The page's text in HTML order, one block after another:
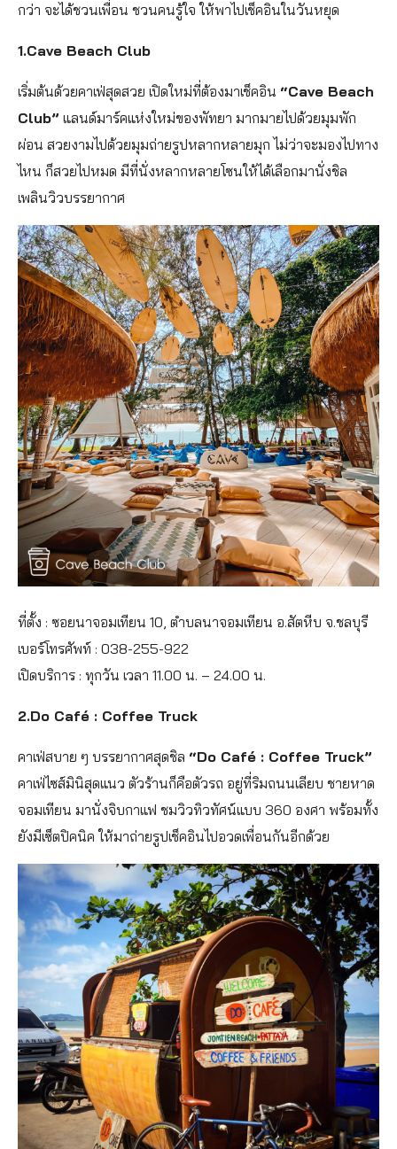
กว่า จะได้ชวนเพื่อน ชวนคนรู้ใจ ให้พาไปเช็คอินในวันหยุด
1.Cave Beach Club
เริ่มต้นด้วยคาเฟ่สุดสวย เปิดใหม่ที่ต้องมาเช็คอิน “Cave Beach
Club” แลนด์มาร์คแห่งใหม่ของพัทยา มากมายไปด้วยมุมพัก
ผ่อน สวยงามไปด้วยมุมถ่ายรูปหลากหลายมุก ไม่ว่าจะมองไปทาง
ไหน ก็สวยไปหมด มีที่นั่งหลากหลายโซนให้ได้เลือกมานั่งชิล
เพลินวิวบรรยากาศ
ที่ตั้ง : ซอยนาจอมเทียน 10, ตำบลนาจอมเทียน อ.สัตหีบ จ.ชลบุรี
เบอร์โทรศัพท์ : 038-255-922
เปิดบริการ : ทุกวัน เวลา 11.00 น. – 24.00 น.
2.Do Café : Coffee Truck
คาเฟ่สบาย ๆ บรรยากาศสุดชิล “Do Café : Coffee Truck”
คาเฟ่ไซส์มินิสุดแนว ตัวร้านก็คือตัวรถ อยู่ที่ริมถนนเลียบ ชายหาด
จอมเทียน มานั่งจิบกาแฟ ชมวิวทิวทัศน์แบบ 360 องศา พร้อมทั้ง
ยังมีเซ็ตปิคนิค ให้มาถ่ายรูปเช็คอินไปอวดเพื่อนกันอีกด้วย